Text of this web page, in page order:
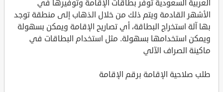
العربية السعودية توفر بطاقات الإقامة وتوفيرها في
الأشهر القادمة ويتم ذلك من خلال الذهاب إلى منطقة توجد
بها آلة استخراج البطاقة، أي تصاريح الإقامة ويمكن بسهولة
ويمكن استخدامها بسهولة. مثل استخدام البطاقات في
ماكينة الصراف الآلي
طلب صلاحية الإقامة برقم الإقامة